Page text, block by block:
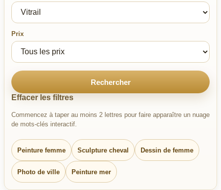
Prix
Rechercher
Effacer les filtres
Commencez à taper au moins 2 lettres pour faire apparaître un nuage
de mots-clés interactif.
Peinture femme Sculpture cheval Dessin de femme
Photo de ville Peinture mer